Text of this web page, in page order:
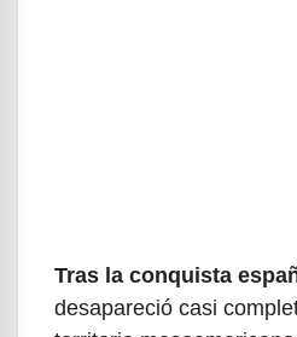
Tras la conquista
desapareció casi